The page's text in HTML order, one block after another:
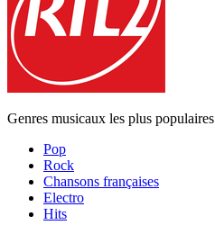
Genres musicaux les plus populaires
Pop
Rock
Chansons françaises
Electro
Hits